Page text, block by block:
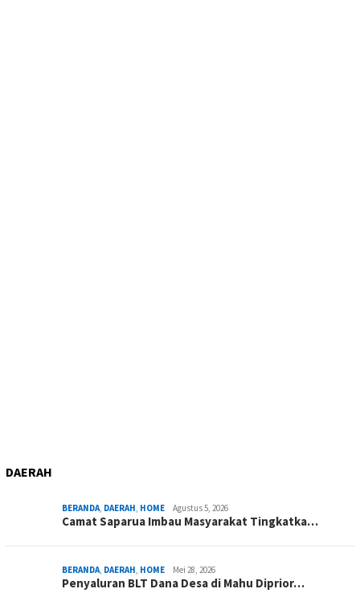
DAERAH
BERANDA, DAERAH, HOME Agustus 5, 2026
Camat Saparua Imbau Masyarakat Tingkatka…
BERANDA, DAERAH, HOME Mei 28, 2026
Penyaluran BLT Dana Desa di Mahu Diprior…